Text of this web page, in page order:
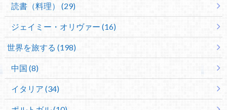
読書（料理） (29)
ジェイミー・オリヴァー (16)
世界を旅する (198)
中国 (8)
イタリア (34)